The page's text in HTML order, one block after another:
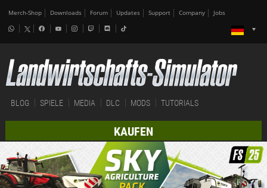
Merch-Shop Downloads Forum Updates Support Company Jobs
BLOG SPIELE MEDIA DLC MODS TUTORIALS
KAUFEN